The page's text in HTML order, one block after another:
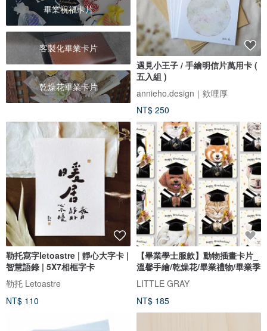
畢業祝福卡片
客製化畢業卡片
乾燥花畢業卡片
遇見小王子 / 手繪明信片萬用卡 (
五入組 )
annieho.design｜欸哩厚
NT$ 250
勒托寫字letoastre | 靜心大字卡 |
智慧語錄 | 5X7相框字卡
勒托 Letoastre
NT$ 110
【畢業學士服款】動物插畫卡片_
溫馨手繪/乾燥花/畢業禮物/畢業季
LITTLE GRAY
NT$ 185